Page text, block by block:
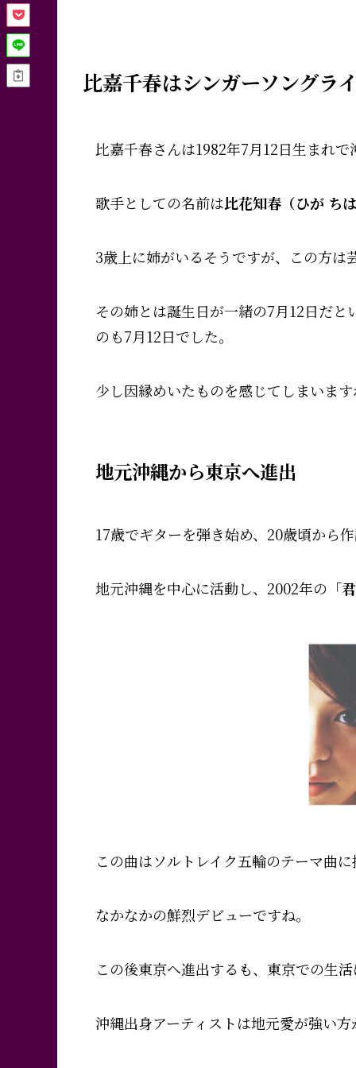
比嘉千春はシンガーソングラ
比嘉千春さんは1982年7月12日生まれ
歌手としての名前は比花知春（ひが ち
3歳上に姉がいるそうですが、この方は
その姉とは誕生日が一緒の7月12日だ
のも7月12日でした。
少し因縁めいたものを感じてしまいま
地元沖縄から東京へ進出
17歳でギターを弾き始め、20歳頃から
地元沖縄を中心に活動し、2002年の 「
この曲はソルトレイク五輪のテーマ曲
なかなかの鮮烈デビューですね。
この後東京へ進出するも、東京での生
沖縄出身アーティストは地元愛が強い